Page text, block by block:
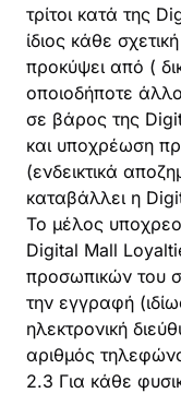
τρίτοι κατά της
ίδιος κάθε
προκύψει από (
οποιοδήποτε
σε βάρος της
και υποχρέωση
(ενδεικτικά
καταβάλλει η
Το μέλος
Digital Mall
προσωπικών του
την εγγραφή
ηλεκτρονική
αριθμός
2.3 Για κάθε